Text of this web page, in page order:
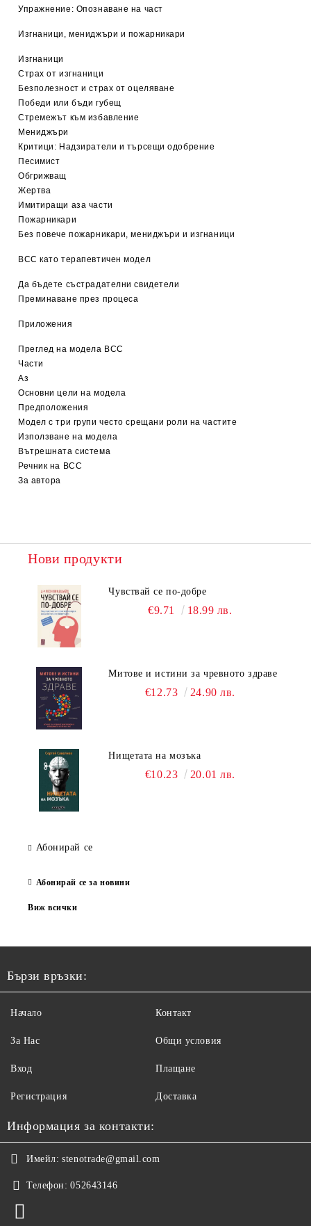
Упражнение: Опознаване на част
Изгнаници, мениджъри и пожарникари
Изгнаници
Страх от изгнаници
Безполезност и страх от оцеляване
Победи или бъди губещ
Стремежът към избавление
Мениджъри
Критици: Надзиратели и търсещи одобрение
Песимист
Обгрижващ
Жертва
Имитиращи аза части
Пожарникари
Без повече пожарникари, мениджъри и изгнаници
BCC като терапевтичен модел
Да бъдете състрадателни свидетели
Преминаване през процеса
Приложения
Преглед на модела ВСС
Части
Аз
Основни цели на модела
Предположения
Модел с три групи често срещани роли на частите
Използване на модела
Вътрешната система
Речник на BCC
За автора
Нови продукти
Чувствай се по-добре
€9.71 18.99 лв.
Митове и истини за чревното здраве
€12.73 24.90 лв.
Нищетата на мозъка
€10.23 20.01 лв.
Абонирай се
Абонирай се за новини
Виж всички
Бързи връзки:
Начало
За Нас
Вход
Регистрация
Контакт
Общи условия
Плащане
Доставка
Информация за контакти:
Имейл: stenotrade@gmail.com
Телефон: 052643146